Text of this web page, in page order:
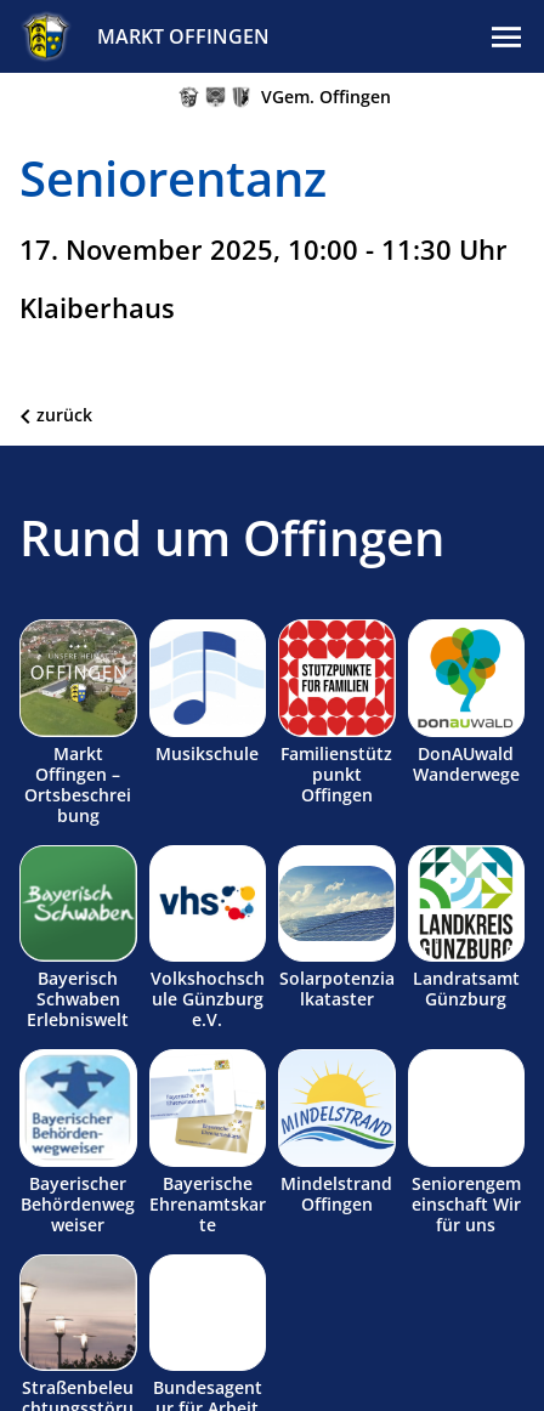
MARKT OFFINGEN
VGem. Offingen
Seniorentanz
17. November 2025, 10:00 - 11:30 Uhr
Klaiberhaus
zurück
Rund um Offingen
Markt
Offingen –
Ortsbeschrei
bung
Musikschule
Familienstütz
punkt
Offingen
DonAUwald
Wanderwege
Bayerisch
Schwaben
Erlebniswelt
Volkshochsch
ule Günzburg
e.V.
Solarpotenzia
lkataster
Landratsamt
Günzburg
Bayerischer
Behördenweg
weiser
Bayerische
Ehrenamtskar
te
Mindelstrand
Offingen
Seniorengem
einschaft Wir
für uns
Straßenbeleu
Bundesagent